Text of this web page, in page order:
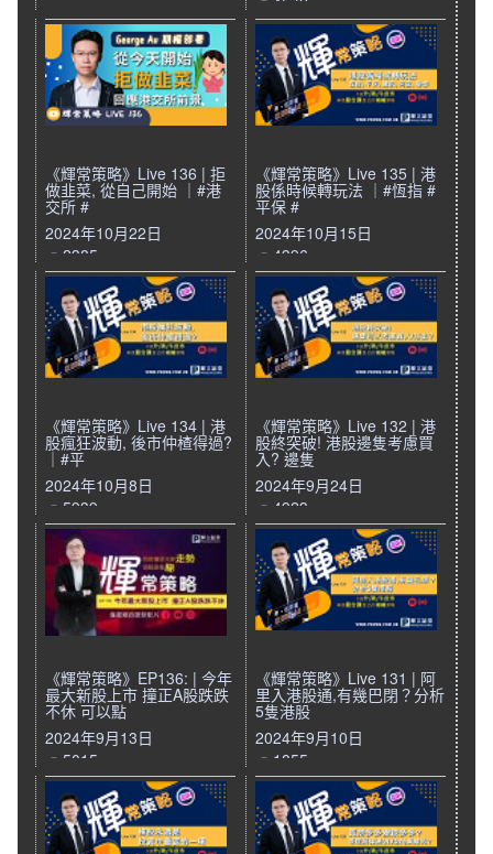
《輝常策略》Live 136 | 拒
做韭菜, 從自己開始 ｜#港
交所 #
2024年10月22日
2385
《輝常策略》Live 135 | 港
股係時候轉玩法 ｜#恆指 #
平保 #
2024年10月15日
4396
《輝常策略》Live 134 | 港
股瘋狂波動, 後市仲楂得過?
｜#平
2024年10月8日
5939
《輝常策略》Live 132 | 港
股終突破! 港股邊隻考慮買
入? 邊隻
2024年9月24日
4923
《輝常策略》EP136: | 今年
最大新股上市 撞正A股跌跌
不休 可以點
2024年9月13日
5015
《輝常策略》Live 131 | 阿
里入港股通,有幾巴閉？分析
5隻港股
2024年9月10日
1855